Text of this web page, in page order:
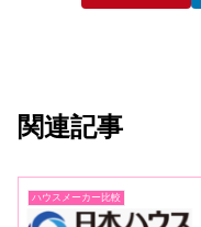
関連記事
ハウスメーカー比較